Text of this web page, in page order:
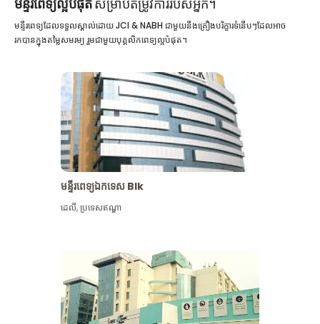
មន្ទីរពេទ្យល្អបំផុតសម្រាប់តម្រូវការរបស់អ្នក។
មន្ទីរពេទ្យដែលទទួលស្គាល់ដោយ JCI & NABH ជាមួយនឹងគ្រឿងបរិក្ខារទំនើបៗដែលអាច
រកបានក្នុងតម្លៃសមរម្យ រួមជាមួយបុគ្គលិកពេទ្យល្អបំផុត។
មន្ទីរពេទ្យឯកទេស Blk
ដេលី,ប្រទេសឥណ្ឌា